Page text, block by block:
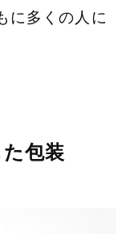
に多くの人に
包装